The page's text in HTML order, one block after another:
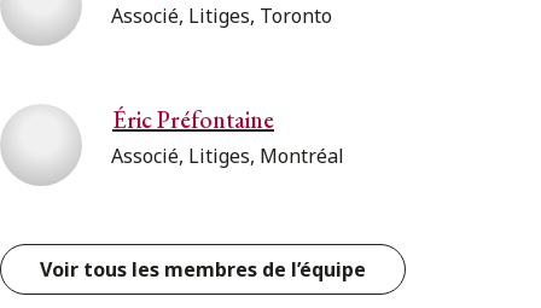
Associé, Litiges, Toronto
Éric Préfontaine
Associé, Litiges, Montréal
Voir tous les membres de l’équipe